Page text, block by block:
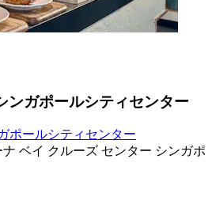
ンガポールシティセンター
ポールシティセンター
ベイ クルーズ センター シンガポ